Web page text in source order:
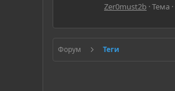
Zer0must2b Тема
Форум Теги